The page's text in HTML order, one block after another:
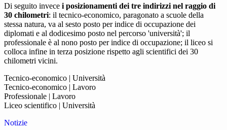
Di seguito invece i posizionamenti dei tre indirizzi nel raggio di
30 chilometri: il tecnico-economico, paragonato a scuole della
stessa natura, va al sesto posto per indice di occupazione dei
diplomati e al dodicesimo posto nel percorso 'università'; il
professionale è al nono posto per indice di occupazione; il liceo si
colloca infine in terza posizione rispetto agli scientifici dei 30
chilometri vicini.
Tecnico-economico | Università
Tecnico-economico | Lavoro
Professionale | Lavoro
Liceo scientifico | Università
Notizie